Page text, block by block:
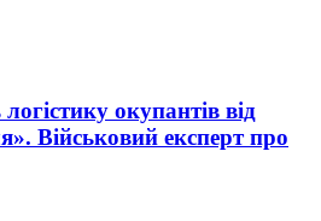
окупантів від
Військовий експерт про